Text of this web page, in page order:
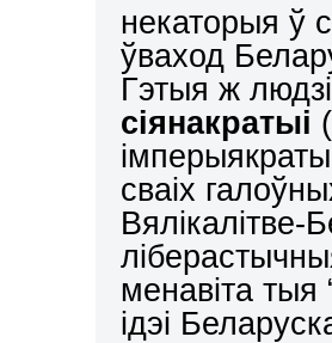
некаторыя ў
ўваход
Гэтыя ж
сіянакратыі
сваіх
Вялікалітве-
менавіта тыя
ідэі